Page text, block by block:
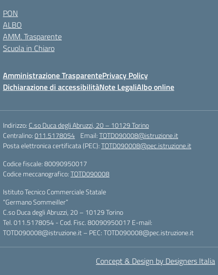
PON
ALBO
AMM. Trasparente
Scuola in Chiaro
Amministrazione TrasparentePrivacy Policy
Dichiarazione di accessibilitàNote LegaliAlbo online
Indirizzo: C.so Duca degli Abruzzi, 20 – 10129 Torino
Centralino:011.5178054 Email:TOTD090008@istruzione.it
Posta elettronica certificata (PEC):TOTD090008@pec.istruzione.it
Codice fiscale: 80090950017
Codice meccanografico:TOTD090008
Istituto Tecnico Commerciale Statale
“Germano Sommeiller”
C.so Duca degli Abruzzi, 20 – 10129 Torino
Tel. 011.5178054 - Cod. Fisc. 80090950017 E-mail:
TOTD090008@istruzione.it – PEC: TOTD090008@pec.istruzione.it
Concept & Design by Designers Italia